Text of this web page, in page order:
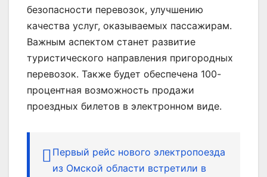
безопасности перевозок, улучшению
качества услуг, оказываемых пассажирам.
Важным аспектом станет развитие
туристического направления пригородных
перевозок. Также будет обеспечена 100-
процентная возможность продажи
проездных билетов в электронном виде.
Первый рейс нового электропоезда
из Омской области встретили в